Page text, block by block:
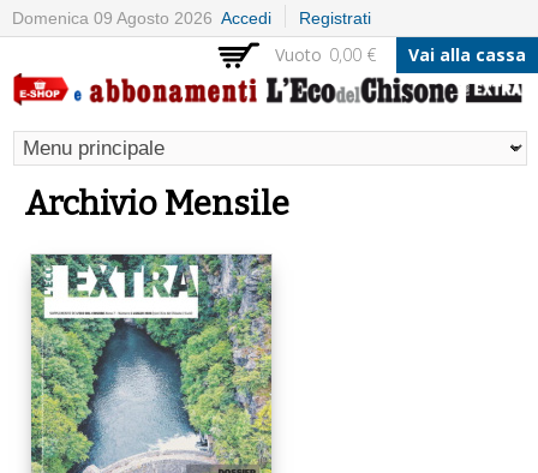
Salta al
contenuto
principale
Domenica 09 Agosto 2026 Accedi Registrati
Vuoto 0,00 € Vai alla cassa
Archivio Mensile
Pagine